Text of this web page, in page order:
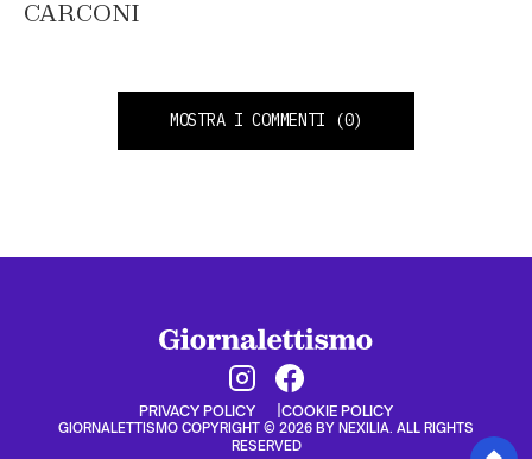
CARCONI
MOSTRA I COMMENTI (0)
PRIVACY POLICY COOKIE POLICY
GIORNALETTISMO COPYRIGHT © 2026 BY NEXILIA. ALL RIGHTS
RESERVED